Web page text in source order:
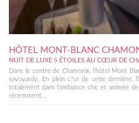
HÔTEL MONT-BLANC
NUIT DE LUXE 5 ÉTOILES AU CŒUR DE
Dans le centre de Chamonix, l'hôtel Mont
savoyarde. En plein c?ur de cette dernière,
totalement dans l'ambiance chic et animée
récemment...